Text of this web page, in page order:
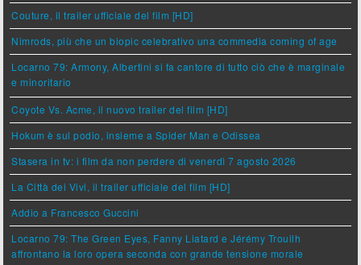
Couture, il trailer ufficiale del film [HD]
Nimrods, più che un biopic celebrativo una commedia coming of age
Locarno 79: Armony, Albertini si fa cantore di tutto ciò che è marginale
e minoritario
Coyote Vs. Acme, il nuovo trailer del film [HD]
Hokum è sul podio, insieme a Spider Man e Odissea
Stasera in tv: i film da non perdere di venerdì 7 agosto 2026
La Città dei Vivi, il trailer ufficiale del film [HD]
Addio a Francesco Guccini
Locarno 79: The Green Eyes, Fanny Liatard e Jérémy Trouilh
affrontano la loro opera seconda con grande tensione morale